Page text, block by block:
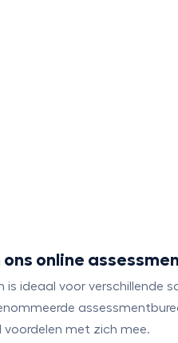
online
ideaal voor verschillende
met zich mee.